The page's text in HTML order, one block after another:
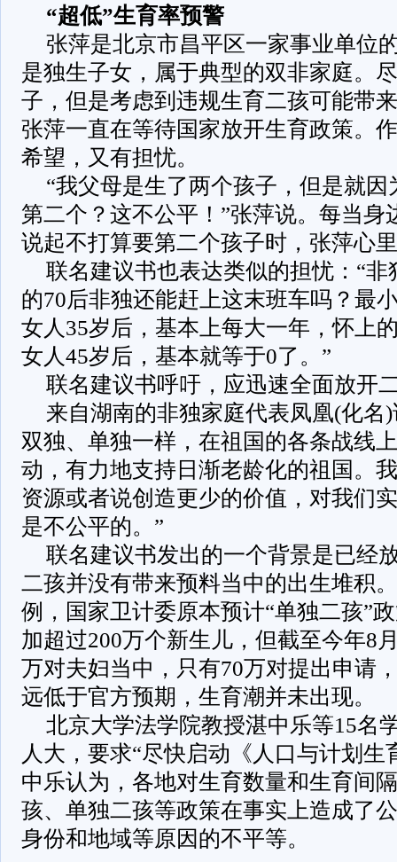
“超低”生育率预警
张萍是北京市昌平区一家事业单位
是独生子女，属于典型的双非家庭。
子，但是考虑到违规生育二孩可能带
张萍一直在等待国家放开生育政策。
希望，又有担忧。
“我父母是生了两个孩子，但是就
第二个？这不公平！”张萍说。每当身
说起不打算要第二个孩子时，张萍心
联名建议书也表达类似的担忧：“
的70后非独还能赶上这末班车吗？最
女人35岁后，基本上每大一年，怀上
女人45岁后，基本就等于0了。”
联名建议书呼吁，应迅速全面放开
来自湖南的非独家庭代表凤凰(化名
双独、单独一样，在祖国的各条战线
动，有力地支持日渐老龄化的祖国。
资源或者说创造更少的价值，对我们
是不公平的。”
联名建议书发出的一个背景是已经
二孩并没有带来预料当中的出生堆积
例，国家卫计委原本预计“单独二孩”
加超过200万个新生儿，但截至今年8
万对夫妇当中，只有70万对提出申请
远低于官方预期，生育潮并未出现。
北京大学法学院教授湛中乐等15名
人大，要求“尽快启动《人口与计划生
中乐认为，各地对生育数量和生育间
孩、单独二孩等政策在事实上造成了
身份和地域等原因的不平等。